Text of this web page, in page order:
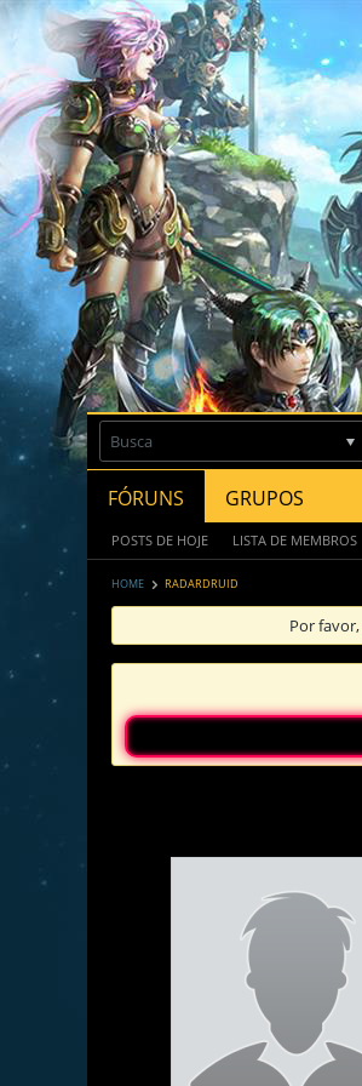
FÓRUNS GRUPOS
POSTS DE HOJE LISTA DE MEMBROS
HOME RADARDRUID
Por favor,